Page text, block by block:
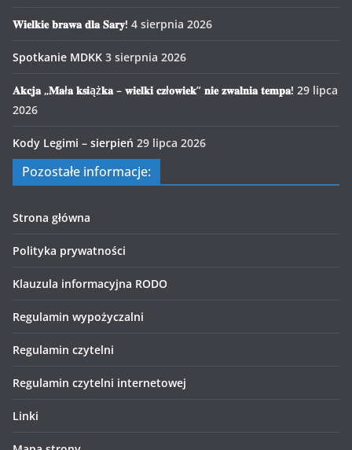
𝐖𝐢𝐞𝐥𝐤𝐢𝐞 𝐛𝐫𝐚𝐰𝐚 𝐝𝐥𝐚 𝐒𝐚𝐫𝐲! 4 sierpnia 2026
Spotkanie MDKK 3 sierpnia 2026
𝐀𝐤𝐜𝐣𝐚 „𝐌𝐚ł𝐚 𝐤𝐬𝐢ąż𝐤𝐚 – 𝐰𝐢𝐞𝐥𝐤𝐢 𝐜𝐳ł𝐨𝐰𝐢𝐞𝐤” 𝐧𝐢𝐞 𝐳𝐰𝐚𝐥𝐧𝐢𝐚 𝐭𝐞𝐦𝐩𝐚! 29 lipca
2026
Kody Legimi – sierpień 29 lipca 2026
Pozostałe informacje:
Strona główna
Polityka prywatności
Klauzula informacyjna RODO
Regulamin wypożyczalni
Regulamin czytelni
Regulamin czytelni internetowej
Linki